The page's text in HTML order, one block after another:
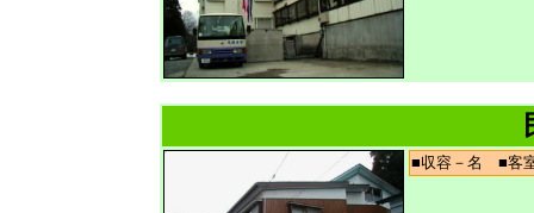
■収容－名 ■客